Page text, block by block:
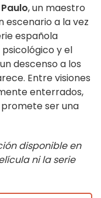
, un maestro
escenario a la vez
española
psicológico y el
descenso a los
Entre visiones
enterrados,
ser una
disponible en
ni la serie